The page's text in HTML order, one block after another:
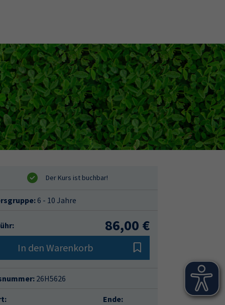
6 - 10 Jahre
86,00 €
In den Warenkorb
26H5626
Ende: